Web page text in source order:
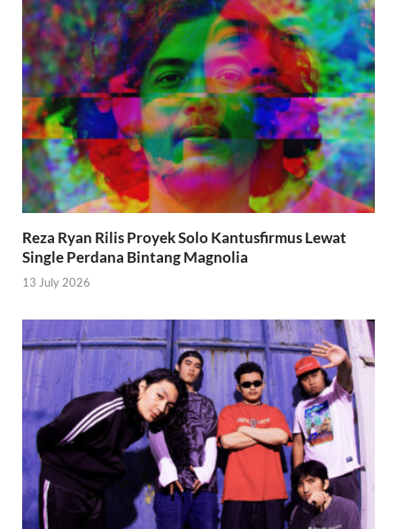
Reza Ryan Rilis Proyek Solo Kantusfirmus Lewat
Single Perdana Bintang Magnolia
13 July 2026